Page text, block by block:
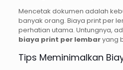
Mencetak dokumen adalah
banyak orang. Biaya print per
perhatian utama. Untungnya,
biaya print per lembaryang
Tips Meminimalkan